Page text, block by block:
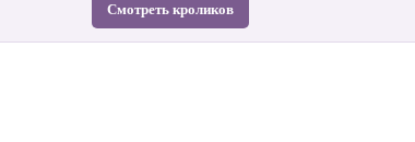
Смотреть кроликов